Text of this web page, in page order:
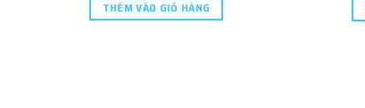
THÊM VÀO GIỎ HÀNG